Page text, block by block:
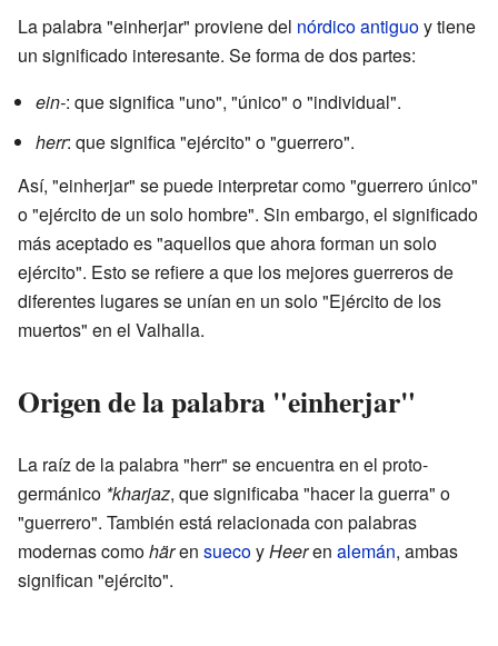
La palabra "einherjar" proviene del nórdico antiguoy tiene
un significado interesante. Se forma de dos partes:
ein-: que significa "uno", "único" o "individual".
herr: que significa "ejército" o "guerrero".
Así, "einherjar" se puede interpretar como "guerrero único"
o "ejército de un solo hombre". Sin embargo, el significado
más aceptado es "aquellos que ahora forman un solo
ejército". Esto se refiere a que los mejores guerreros de
diferentes lugares se unían en un solo "Ejército de los
muertos" en el Valhalla.
Origen de la palabra "einherjar"
La raíz de la palabra "herr" se encuentra en el proto-
germánico *kharjaz, que significaba "hacer la guerra" o
"guerrero". También está relacionada con palabras
modernas comohären suecoyHeeren alemán, ambas
significan "ejército".